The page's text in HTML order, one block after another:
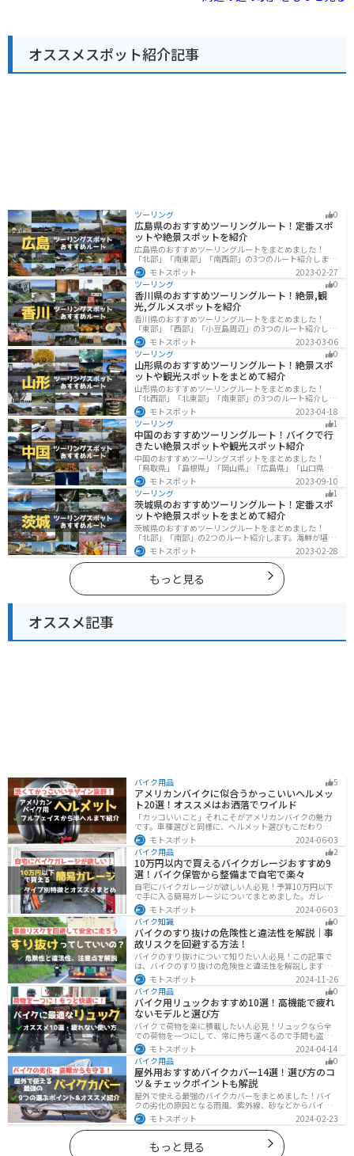
で訪れる場合は、駐車場も広く、休憩場所としても最適
温泉や雄大な自然、歴史を感じられるスポットなど魅力
が満載です。道の駅 霧島はそんな霧島観光の拠点とし
て、ぜひ立ち寄ってみてください。
オススメスポット紹介記事
ツーリング 0
広島県のおすすめツーリングルート！定番スポ
ットや絶景スポットを紹介
広島県のおすすめツーリングルートをまとめました！
「北部」「南東部」「南西部」の3つのルート紹介しま
す。自然豊かな山と海だけでなく、歴史的価値のある建
造物も多数あるので、飽きることなくツーリングを堪能
できます。バイクで広島県にツーリングに行く際は参考
にしてください。
モトスポット
2023-02-27
ツーリング
0
香川県のおすすめツーリングルート！絶景,観
光,グルメスポットを紹介
香川県のおすすめツーリングルートをまとめました！
「東部」「西部」「小豆島周辺」の3つのルート紹介しま
す。自然豊かな山から海、絶品グルメを満喫するツーリ
ングができます。バイクで香川県にツーリングに行く際
は参考にしてください。
モトスポット
2023-03-06
ツーリング
0
山形県のおすすめツーリングルート！絶景スポ
ットや観光スポットをまとめて紹介
山形県のおすすめツーリングルートをまとめました！
「北西部」「北東部」「南東部」の3つのルート紹介しま
す。豊かな自然と歴史的な観光スポット、山と海どちら
も堪能できるスポットが多数あります。バイクで山形県
にツーリングに行く際は参考にしてください。
モトスポット
2023-04-18
ツーリング
1
中国のおすすめツーリングルート！バイクで行
きたい絶景スポットや観光スポット紹介
中国のおすすめツーリングスポットをまとめました！
「鳥取県」「島根県」「岡山県」「広島県」「山口県」
の各県の観光地紹介します。自然豊かな山々や湖、温泉
地が点在し、四季折々の景色を楽しめるスポットが多数
あります。バイクで中国にツーリングに行く際は参考に
してください。
モトスポット
2023-09-10
ツーリング
1
茨城県のおすすめツーリングルート！定番スポ
ットや絶景スポットをまとめて紹介
茨城県のおすすめツーリングルートをまとめました！
「北部」「南部」の2つのルート紹介します。海鮮が堪能
できる港や梅の景勝地、自然豊かな山々があるのでツー
リングにもってこいです。バイクで茨城県にツーリング
に行く際は参考にしてください。
モトスポット 2023-02-28
もっと見る
オススメ記事
バイク用品 5
アメリカンバイクに似合うかっこいいヘルメッ
ト20選！オススメはお洒落でワイルド
「カッコいいこと」それこそがアメリカンバイクの魅力
です。車種選びと同様に、ヘルメット選びもこだわりた
いところですよね。アメリカンバイクの魅力をもっと引
き立ててくれるオススメのヘルメットを紹介します。
モトスポット
2024-06-03
バイク用品
2
10万円以内で買えるバイクガレージおすすめ9
選！バイク保管から整備まで自宅で楽々
自宅にバイクガレージが欲しい人必見！予算10万円以下
で手に入る簡易ガレージについてまとめました。ガレー
ジの種類やメリットデメリットからオススメ商品まで徹
底解説しますので、自宅にセキュリティの高いバイク保
管庫や整備場所が欲しい方は参考にしてください。
モトスポット
2024-06-03
バイク知識
0
バイクのすり抜けの危険性と違法性を解説｜事
故リスクを回避する方法！
バイクのすり抜けについて知りたい人必見！この記事で
は、バイクのすり抜けの危険性と違法性を解説します。
実は、すり抜けによる事故のリスクは想像以上に高いで
す。記事を参考にすり抜けのリスクを理解し、安全運転
に努めましょう。
モトスポット
2024-11-26
バイク用品
0
バイク用リュックおすすめ10選！高機能で疲れ
ないモデルと選び方
バイクで荷物を楽に積載したい人必見！リュックなら全
ての荷物を一つにして、常に持ち運べるので手間も盗ま
れる心配もありません。腰や肩の負担を軽減して通勤通
学・ツーリングを快適にできるオススメリュックを紹介
します。
モトスポット
2024-04-14
バイク用品
0
屋外用おすすめバイクカバー14選！選び方のコ
ツ＆チェックポイントも解説
屋外で使える最強のバイクカバーをまとめました！バイ
クの劣化の原因となる雨風、紫外線、砂などからバイク
を守ることはもちろん、盗難やいたずら対策にもなりま
す。バイクカバーの選び方からオススメまでまとめまし
たので、カバーを探している人はぜひ参考にしてくださ
モトスポット 2024-02-23
もっと見る